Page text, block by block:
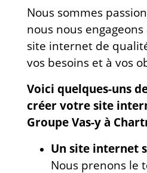
Nous sommes
nous nous
site internet de
vos besoins et à vos
Voici quelques-uns
créer votre site
Groupe Vas-y à
Un site internet
Nous prenons le